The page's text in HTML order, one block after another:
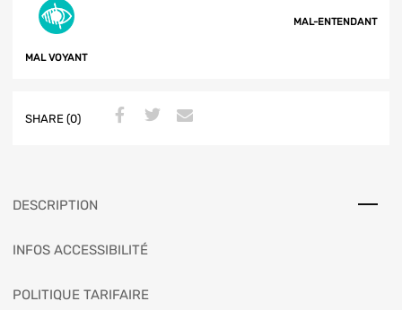
MAL VOYANT
MAL-ENTENDANT
SHARE (0)
DESCRIPTION
INFOS ACCESSIBILITÉ
POLITIQUE TARIFAIRE